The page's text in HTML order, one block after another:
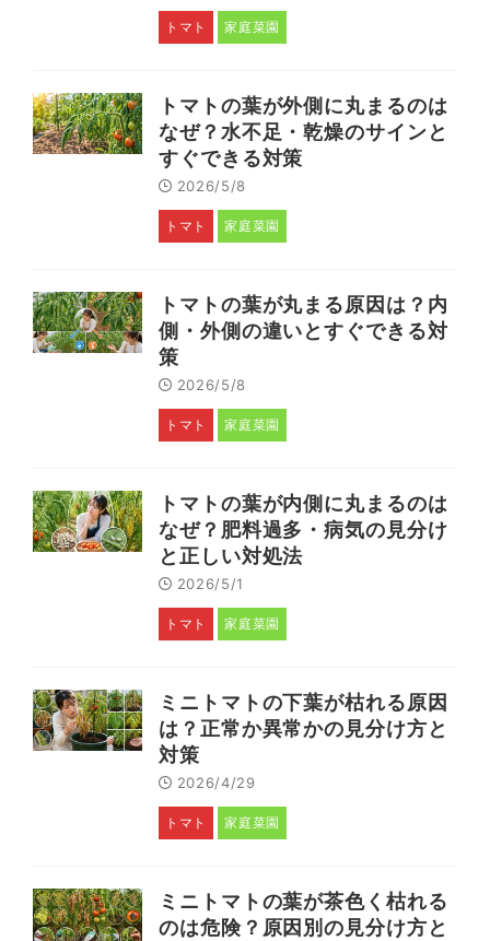
トマト 家庭菜園
トマトの葉が外側に丸まるのは
なぜ？水不足・乾燥のサインと
すぐできる対策
2026/5/8
トマト 家庭菜園
トマトの葉が丸まる原因は？内
側・外側の違いとすぐできる対
策
2026/5/8
トマト 家庭菜園
トマトの葉が内側に丸まるのは
なぜ？肥料過多・病気の見分け
と正しい対処法
2026/5/1
トマト 家庭菜園
ミニトマトの下葉が枯れる原因
は？正常か異常かの見分け方と
対策
2026/4/29
トマト 家庭菜園
ミニトマトの葉が茶色く枯れる
のは危険？原因別の見分け方と